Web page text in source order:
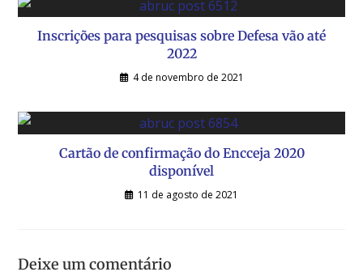
Inscrições para pesquisas sobre Defesa vão até
2022
4 de novembro de 2021
Cartão de confirmação do Encceja 2020
disponível
11 de agosto de 2021
Deixe um comentário